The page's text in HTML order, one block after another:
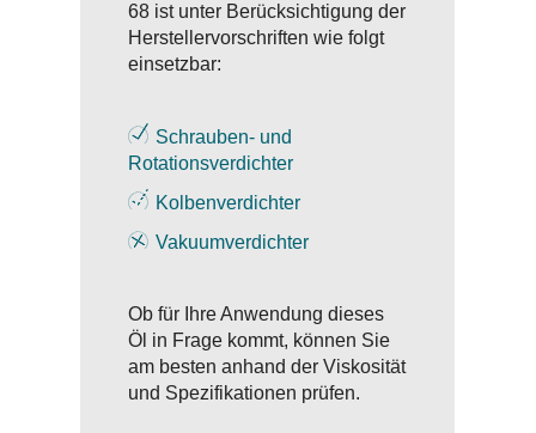
68 ist unter Berücksichtigung der
Herstellervorschriften wie folgt
einsetzbar:
Schrauben- und
Rotationsverdichter
Kolbenverdichter
Vakuumverdichter
Ob für Ihre Anwendung dieses
Öl in Frage kommt, können Sie
am besten anhand der Viskosität
und Spezifikationen prüfen.